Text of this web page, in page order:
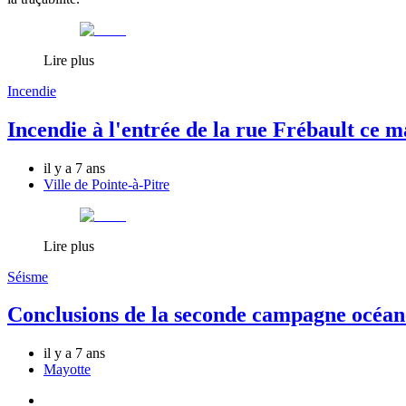
Lire plus
Incendie
Incendie à l'entrée de la rue Frébault ce
il y a 7 ans
Ville de Pointe-à-Pitre
Lire plus
Séisme
Conclusions de la seconde campagne
il y a 7 ans
Mayotte